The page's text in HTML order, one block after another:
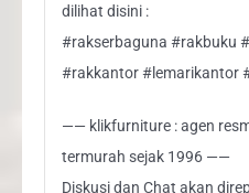
dilihat disini :
#rakserbaguna #rakbuku
#rakkantor #lemarikantor
—— klikfurniture : agen
termurah sejak 1996 ——
Diskusi dan Chat akan